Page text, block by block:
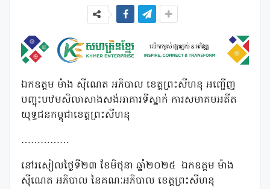
ឯកឧត្តម ម៉ាង ស៊ីណេត អភិបាល ខេត្តព្រះសីហនុ អញ្ជើញ
បញ្ចុះបឋមសិលាសាងសង់អាគារទីស្នាក់ ការសមាគមអតីត
យុទ្ធជនកម្ពុជាខេត្តព្រះសីហនុ
……………
នៅរសៀលថ្ងៃទី២៣ ខែមិថុនា ឆ្នាំ២០២៥ ឯកឧត្តម ម៉ាង
ស៊ីណេត អភិបាល នៃគណៈអភិបាល ខេត្តព្រះសីហនុ